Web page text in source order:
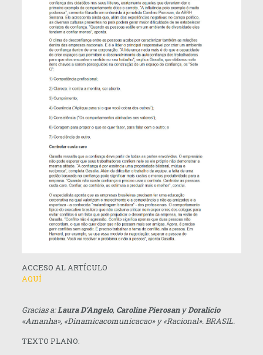
ACCESO AL ARTÍCULO
AQUÍ
Gracias a:Laura D’Angelo, Caroline PierosanyDoralício
«Amanha», «Dinamicacomunicacao» y «Racional». BRASIL.
TEXTO PLANO: